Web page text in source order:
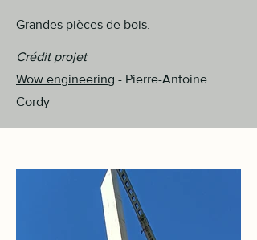
Grandes pièces de bois.
Crédit projet
Wow engineering - Pierre-Antoine
Cordy